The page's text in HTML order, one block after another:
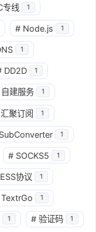
专线 1
# Node.js 1
1
DD2D 1
自建服务 1
汇聚订阅 1
SubConverter 1
# SOCKS5 1
协议 1
TextrGo 1
1 # 验证码 1